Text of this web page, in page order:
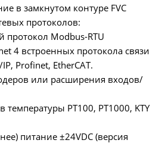
в замкнутом контуре FVC
протоколов:
протокол Modbus-RTU
4 встроенных протокола связи
Profinet, EtherCAT.
или расширения входов/
температуры PT100, PT1000, KTY
питание ±24VDC (версия